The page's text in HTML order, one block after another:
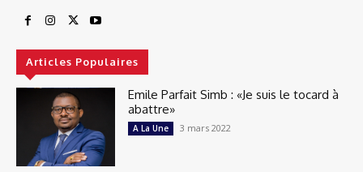
Articles Populaires
Emile Parfait Simb : «Je suis le tocard à
abattre»
A La Une 3 mars 2022